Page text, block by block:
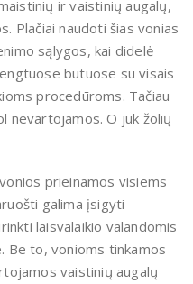
ir vaistinių augalų,
Plačiai naudoti šias vonias
sąlygos, kai didelė
butuose su visais
procedūroms. Tačiau
nevartojamos. O juk žolių
prieinamos visiems
galima įsigyti
laisvalaikio valandomis
Be to, vonioms tinkamos
vaistinių augalų